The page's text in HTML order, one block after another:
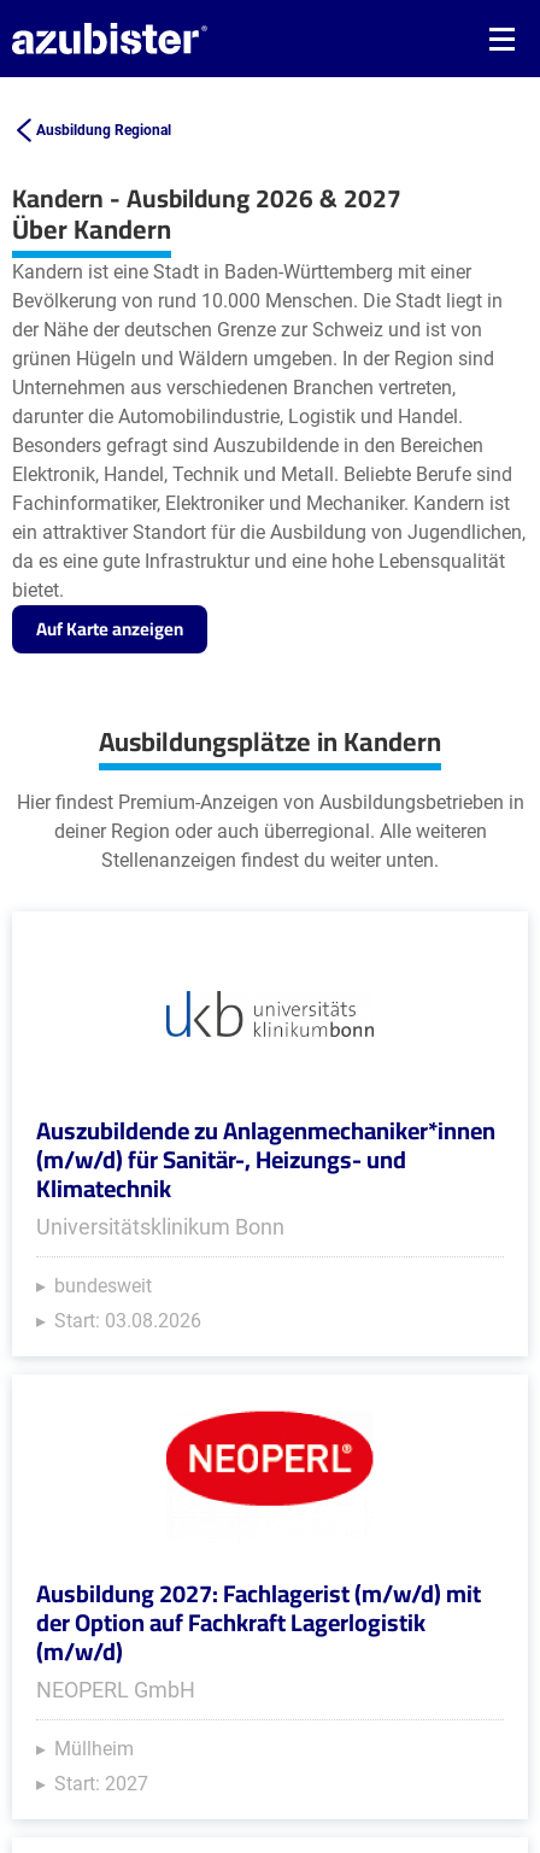
Ausbildung Regional
Kandern - Ausbildung 2026 & 2027
+
−
Leaflet| ©OpenStreetMap2
Über Kandern
Kandern ist eine Stadt in Baden-Württemberg mit einer
Bevölkerung von rund 10.000 Menschen. Die Stadt liegt in
der Nähe der deutschen Grenze zur Schweiz und ist von
grünen Hügeln und Wäldern umgeben. In der Region sind
Unternehmen aus verschiedenen Branchen vertreten,
darunter die Automobilindustrie, Logistik und Handel.
Besonders gefragt sind Auszubildende in den Bereichen
Elektronik, Handel, Technik und Metall. Beliebte Berufe sind
Fachinformatiker, Elektroniker und Mechaniker. Kandern ist
ein attraktiver Standort für die Ausbildung von Jugendlichen,
da es eine gute Infrastruktur und eine hohe Lebensqualität
bietet.
Auf Karte anzeigen
Ausbildungsplätze in Kandern
Hier findest Premium-Anzeigen von Ausbildungsbetrieben in
deiner Region oder auch überregional. Alle weiteren
Stellenanzeigen findest du weiter unten.
Auszubildende zu Anlagenmechaniker*innen
(m/w/d) für Sanitär-, Heizungs- und
Klimatechnik
Universitätsklinikum Bonn
bundesweit
Start: 03.08.2026
Ausbildung 2027: Fachlagerist (m/w/d) mit
der Option auf Fachkraft Lagerlogistik
(m/w/d)
NEOPERL GmbH
Müllheim
Start: 2027